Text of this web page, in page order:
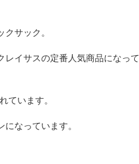
サック。
イサスの定番人気商品になって
ています。
なっています。